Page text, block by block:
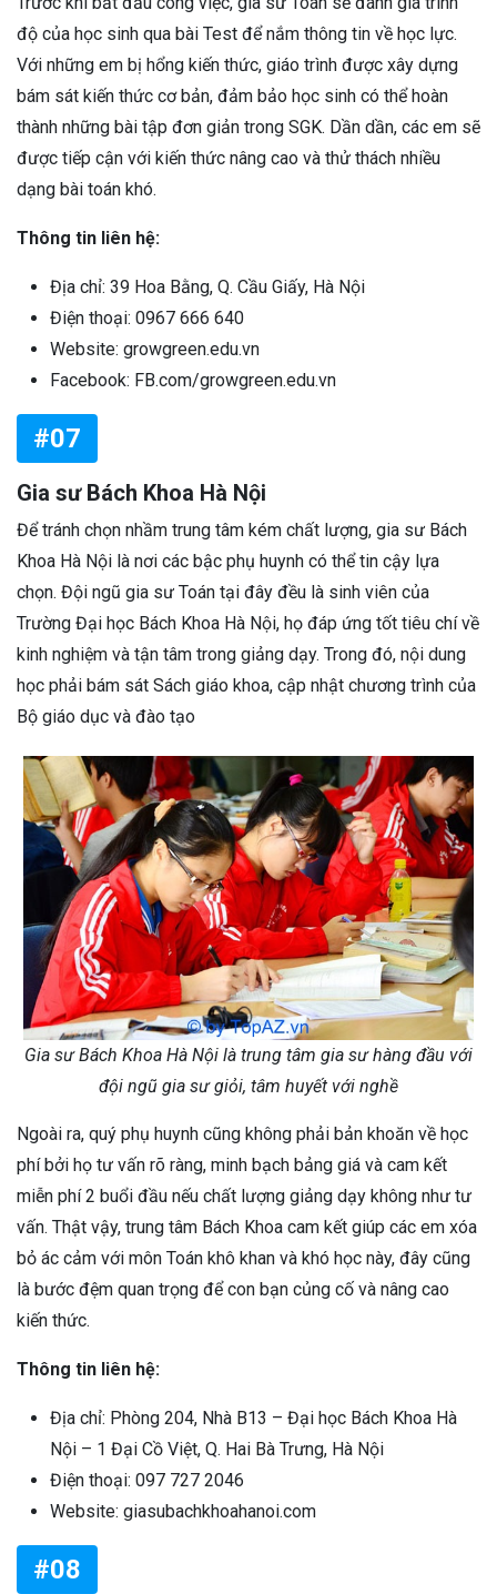
độ của học sinh qua bài Test để nắm thông tin về học lực.
Với những em bị hổng kiến thức, giáo trình được xây dựng
bám sát kiến thức cơ bản, đảm bảo học sinh có thể hoàn
thành những bài tập đơn giản trong SGK. Dần dần, các em sẽ
được tiếp cận với kiến thức nâng cao và thử thách nhiều
dạng bài toán khó.
Thông tin liên hệ:
Địa chỉ: 39 Hoa Bằng, Q. Cầu Giấy, Hà Nội
Điện thoại: 0967 666 640
Website: growgreen.edu.vn
Facebook: FB.com/growgreen.edu.vn
#07
Gia sư Bách Khoa Hà Nội
Để tránh chọn nhầm trung tâm kém chất lượng, gia sư Bách
Khoa Hà Nội là nơi các bậc phụ huynh có thể tin cậy lựa
chọn. Đội ngũ gia sư Toán tại đây đều là sinh viên của
Trường Đại học Bách Khoa Hà Nội, họ đáp ứng tốt tiêu chí về
kinh nghiệm và tận tâm trong giảng dạy. Trong đó, nội dung
học phải bám sát Sách giáo khoa, cập nhật chương trình của
Bộ giáo dục và đào tạo
Gia sư Bách Khoa Hà Nội là trung tâm gia sư hàng đầu với
đội ngũ gia sư giỏi, tâm huyết với nghề
Ngoài ra, quý phụ huynh cũng không phải bản khoăn về học
phí bởi họ tư vấn rõ ràng, minh bạch bảng giá và cam kết
miễn phí 2 buổi đầu nếu chất lượng giảng dạy không như tư
vấn. Thật vậy, trung tâm Bách Khoa cam kết giúp các em xóa
bỏ ác cảm với môn Toán khô khan và khó học này, đây cũng
là bước đệm quan trọng để con bạn củng cố và nâng cao
kiến thức.
Thông tin liên hệ:
Địa chỉ: Phòng 204, Nhà B13 – Đại học Bách Khoa Hà
Nội – 1 Đại Cồ Việt, Q. Hai Bà Trưng, Hà Nội
Điện thoại: 097 727 2046
Website: giasubachkhoahanoi.com
#08